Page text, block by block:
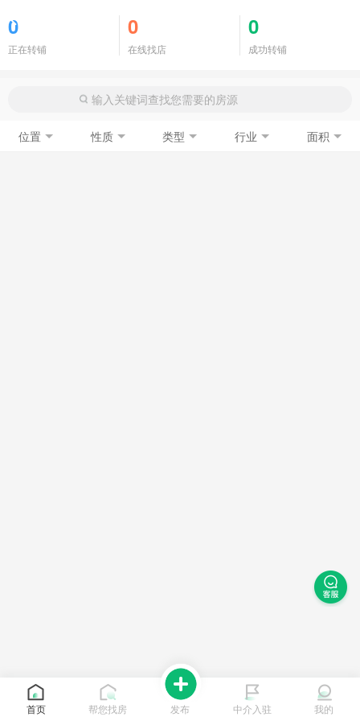
0
正在转铺
0
在线找店
0
成功转铺
位置 性质 类型 行业 面积
首页 帮您找房 发布 中介入驻 我的